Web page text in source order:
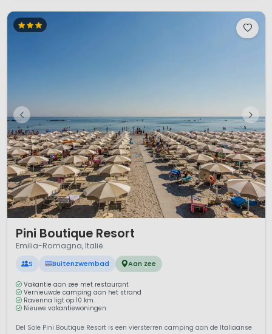
Pini Boutique Resort
Emilia-Romagna, Italië
S Buitenzwembad Aan zee
Vakantie aan zee met restaurant
Vernieuwde camping aan het strand
Ravenna ligt op 10 km.
Nieuwe vakantiewoningen
Del Sole Pini Boutique Resort is een viersterren camping aan de Italiaanse